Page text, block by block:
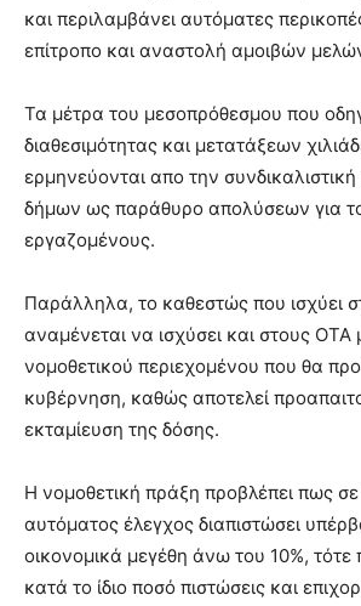
και περιλαμβάνει αυτόματες
επίτροπο και αναστολή αμοιβών
Τα μέτρα του μεσοπρόθεσμου που
διαθεσιμότητας και μετατάξεων
ερμηνεύονται απο την
δήμων ως παράθυρο απολύσεων για
εργαζομένους.
Παράλληλα, το καθεστώς που ισχύει
αναμένεται να ισχύσει και στους
νομοθετικού περιεχομένου που θα
κυβέρνηση, καθώς αποτελεί
εκταμίευση της δόσης.
Η νομοθετική πράξη προβλέπει πως
αυτόματος έλεγχος διαπιστώσει
οικονομικά μεγέθη άνω του 10%, τότε
κατά το ίδιο ποσό πιστώσεις και